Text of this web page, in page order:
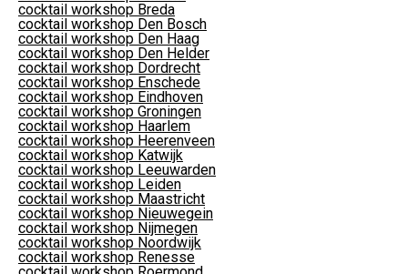
cocktail workshop Breda
cocktail workshop Den Bosch
cocktail workshop Den Haag
cocktail workshop Den Helder
cocktail workshop Dordrecht
cocktail workshop Enschede
cocktail workshop Eindhoven
cocktail workshop Groningen
cocktail workshop Haarlem
cocktail workshop Heerenveen
cocktail workshop Katwijk
cocktail workshop Leeuwarden
cocktail workshop Leiden
cocktail workshop Maastricht
cocktail workshop Nieuwegein
cocktail workshop Nijmegen
cocktail workshop Noordwijk
cocktail workshop Renesse